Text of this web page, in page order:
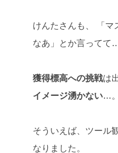
けんたさんも、
「
なあ」とか言ってて
獲得標高への挑戦は
イメージ湧かない…。
そういえば、ツール
なりました。